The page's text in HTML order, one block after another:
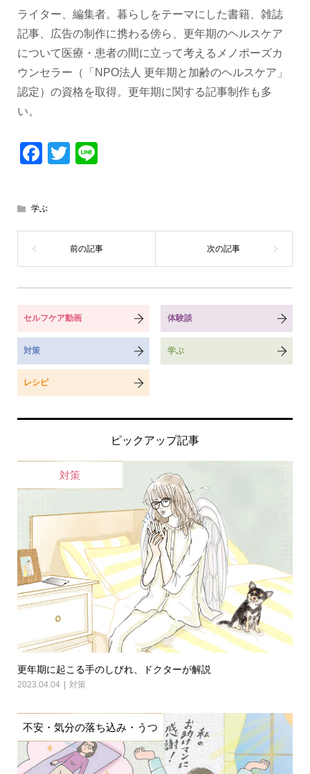
ライター、編集者。暮らしをテーマにした書籍、雑誌
記事、広告の制作に携わる傍ら、更年期のヘルスケア
について医療・患者の間に立って考えるメノポーズカ
ウンセラー（「NPO法人 更年期と加齢のヘルスケア」
認定）の資格を取得。更年期に関する記事制作も多
い。
Facebook
Twitter
学ぶ
セルフケア動画 体験談
対策 学ぶ
レシピ
ピックアップ記事
対策
更年期に起こる手のしびれ、ドクターが解説
2023.04.04 対策
不安・気分の落ち込み・うつ